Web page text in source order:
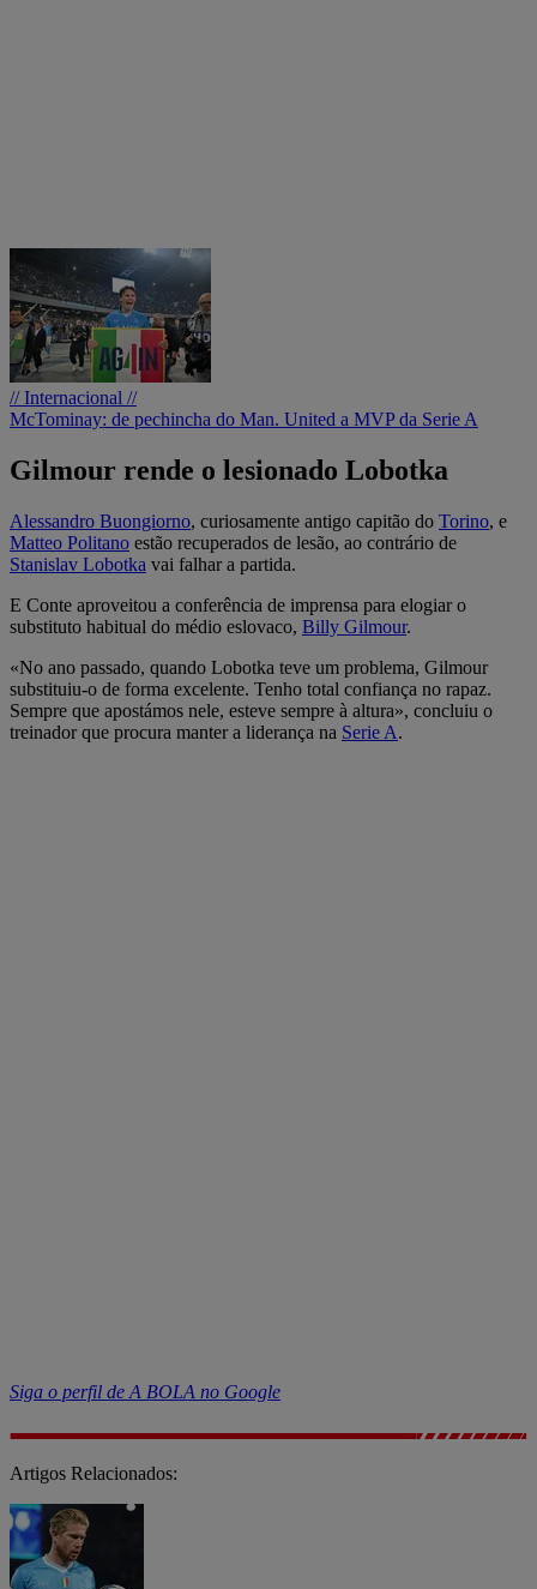
// Internacional //
McTominay: de pechincha do Man. United a MVP da Serie A
Gilmour rende o lesionado Lobotka
Alessandro Buongiorno, curiosamente antigo capitão do Torino, e
Matteo Politano estão recuperados de lesão, ao contrário de
Stanislav Lobotka vai falhar a partida.
E Conte aproveitou a conferência de imprensa para elogiar o
substituto habitual do médio eslovaco, Billy Gilmour.
«No ano passado, quando Lobotka teve um problema, Gilmour
substituiu-o de forma excelente. Tenho total confiança no rapaz.
Sempre que apostámos nele, esteve sempre à altura», concluiu o
treinador que procura manter a liderança na Serie A.
Siga o perfil de A BOLA no Google
Artigos Relacionados: